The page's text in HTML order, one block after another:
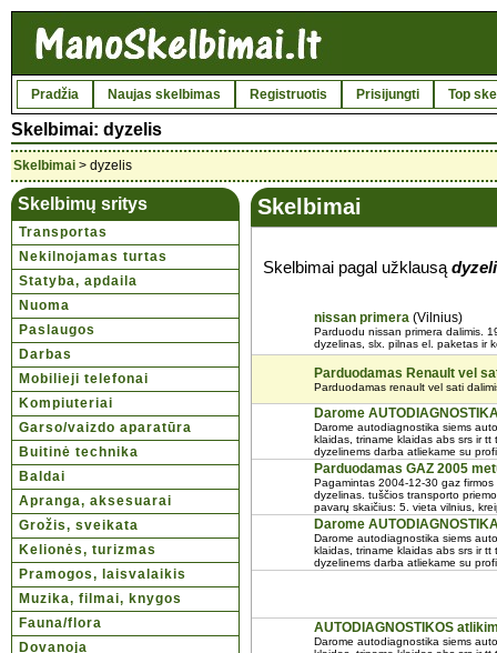
Pradžia Naujas skelbimas Registruotis Prisijungti Top
Skelbimai: dyzelis
Skelbimai > dyzelis
Skelbimų sritys
Transportas
Nekilnojamas turtas
Statyba, apdaila
Nuoma
Paslaugos
Darbas
Mobilieji telefonai
Kompiuteriai
Garso/vaizdo aparatūra
Buitinė technika
Baldai
Apranga, aksesuarai
Grožis, sveikata
Kelionės, turizmas
Pramogos, laisvalaikis
Muzika, filmai, knygos
Fauna/flora
Dovanoja
Skelbimai
Skelbimai pagal užklausą
nissan primera (Vilnius)
Parduodu nissan primera dalimis.
dyzelinas, slx. pilnas el. paketas ir
Parduodamas Renault vel
Parduodamas renault vel sati
Darome
Darome autodiagnostika siems
klaidas, triname klaidas abs srs ir tt
dyzelinems darba atliekame su
Parduodamas GAZ 2005
Pagamintas 2004-12-30 gaz
dyzelinas. tuščios transporto
pavarų skaičius: 5. vieta vilnius,
Darome
Darome autodiagnostika siems
klaidas, triname klaidas abs srs ir tt
dyzelinems darba atliekame su
AUTODIAGNOSTIKOS
Darome autodiagnostika siems